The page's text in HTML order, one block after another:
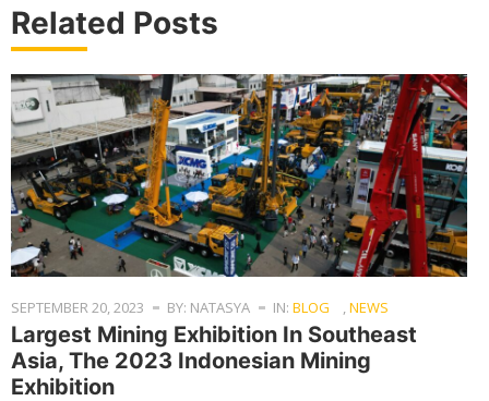
Related Posts
SEPTEMBER 20, 2023 BY: NATASYA IN: BLOG ,NEWS
Largest Mining Exhibition In Southeast
Asia, The 2023 Indonesian Mining
Exhibition